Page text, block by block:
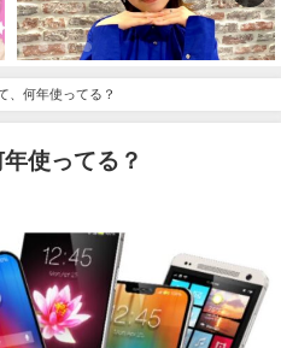
、何年使ってる？
使ってる？